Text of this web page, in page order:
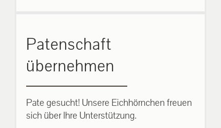
auf: 0162-7909946
Patenschaft
übernehmen
Pate gesucht! Unsere Eichhörnchen freuen
sich über Ihre Unterstützung.